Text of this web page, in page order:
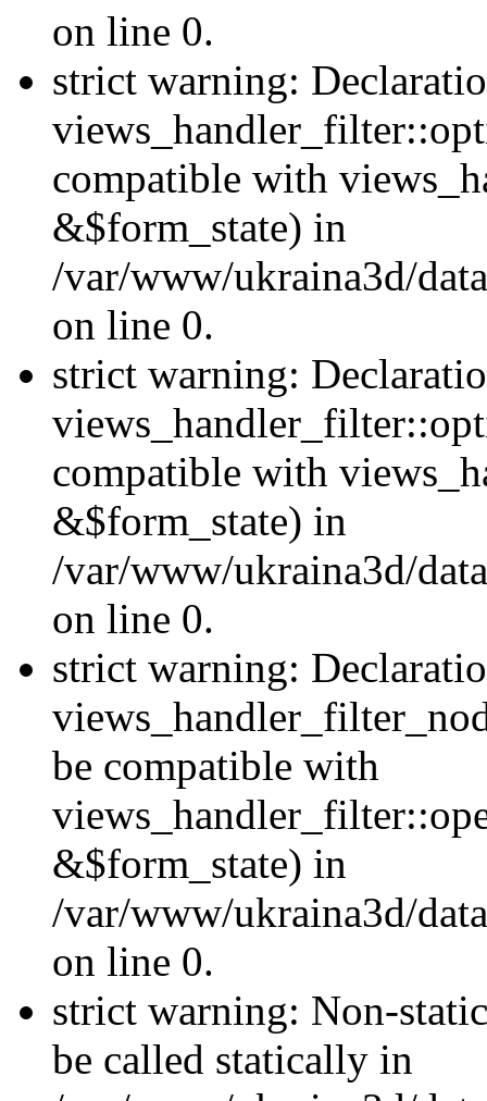
on line 0.
strict warning:
compatible with
&$form_state) in
/var/www/ukraina3d/
on line 0.
strict warning:
compatible with
&$form_state) in
/var/www/ukraina3d/
on line 0.
strict warning:
be compatible with
&$form_state) in
/var/www/ukraina3d/
on line 0.
strict warning: Non-
be called statically in